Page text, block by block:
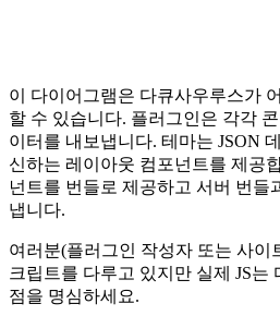
이 다이어그램은 다큐사우루스가
할 수 있습니다. 플러그인은 각각
이터를 내보냅니다. 테마는 JSON
신하는 레이아웃 컴포넌트를 제공
넌트를 번들로 제공하고 서버 번들
냅니다.
여러분(플러그인 작성자 또는 사이
크립트를 다루고 있지만 실제 JS는
점을 명심하세요.